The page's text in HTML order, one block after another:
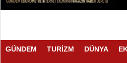
GÜNDEM TURİZM DÜNYA